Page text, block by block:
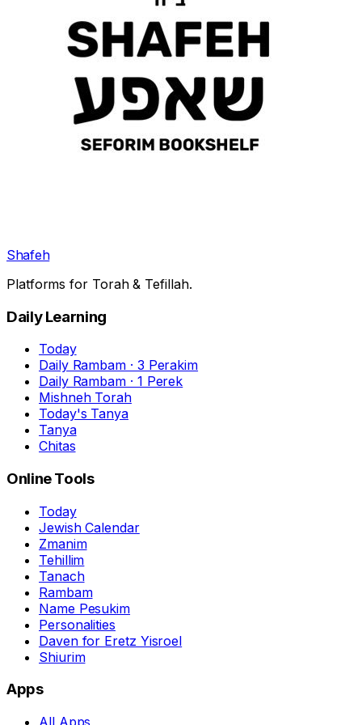
Shafeh
Platforms for Torah & Tefillah.
Daily Learning
Today
Daily Rambam · 3 Perakim
Daily Rambam · 1 Perek
Mishneh Torah
Today's Tanya
Tanya
Chitas
Online Tools
Today
Jewish Calendar
Zmanim
Tehillim
Tanach
Rambam
Name Pesukim
Personalities
Daven for Eretz Yisroel
Shiurim
Apps